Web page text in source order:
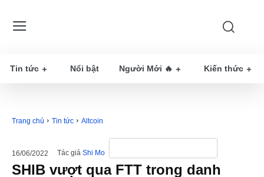
Tin tức Nổi bật Người Mới 🔥 Kiến thức
Trang chủ Tin tức Altcoin
16/06/2022 Tác giả Shi Mo
SHIB vượt qua FTT trong danh